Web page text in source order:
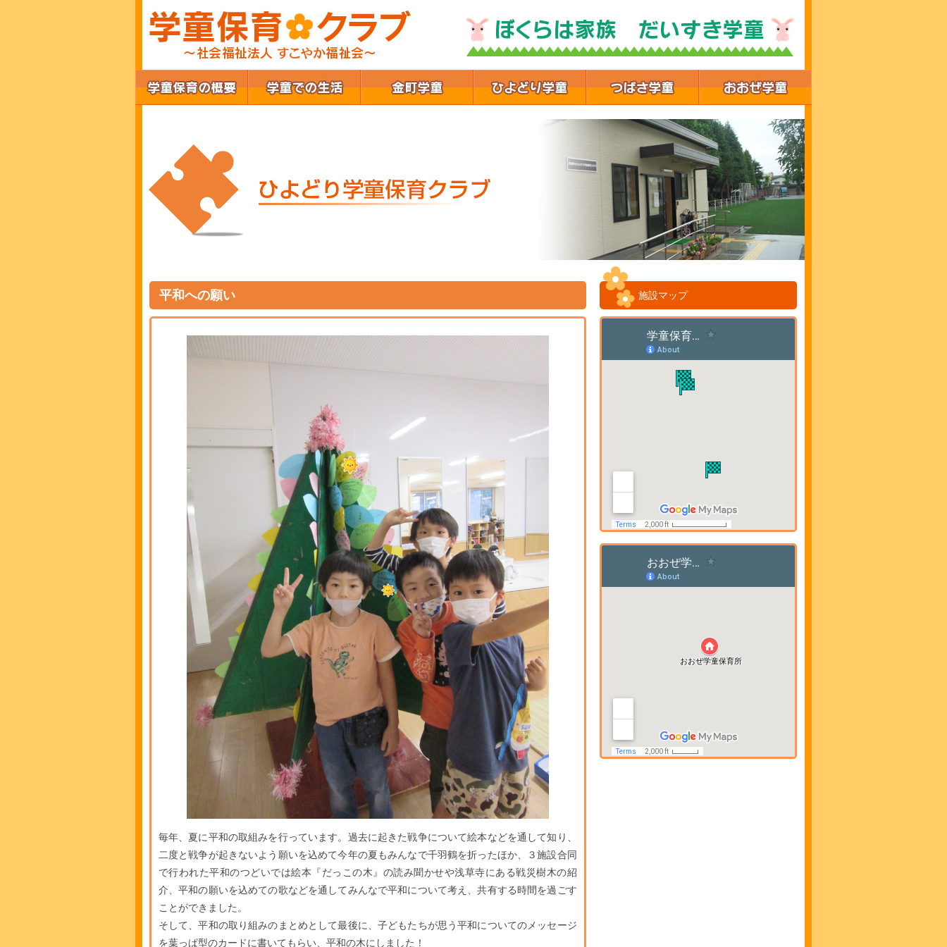
平和への願い
毎年、夏に平和の取組みを行っています。過去に起きた戦争について絵本などを通して知り、
二度と戦争が起きないよう願いを込めて今年の夏もみんなで千羽鶴を折ったほか、３施設合同
で行われた平和のつどいでは絵本『だっこの木』の読み聞かせや浅草寺にある戦災樹木の紹
介、平和の願いを込めての歌などを通してみんなで平和について考え、共有する時間を過ごす
ことができました。
そして、平和の取り組みのまとめとして最後に、子どもたちが思う平和についてのメッセージ
を葉っぱ型のカードに書いてもらい、平和の木にしました！
施設マップ